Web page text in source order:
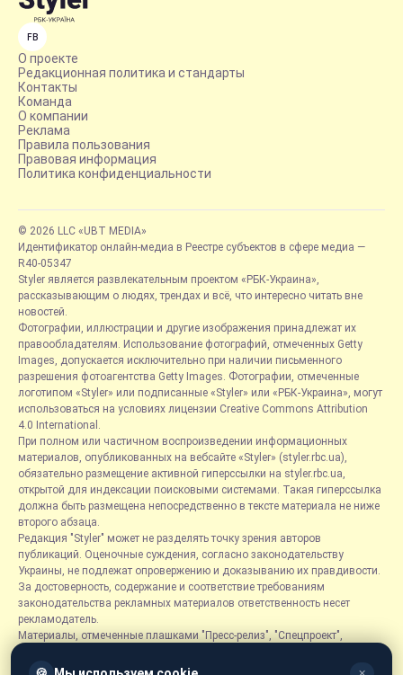
FB
О проекте
Редакционная политика и стандарты
Контакты
Команда
О компании
Реклама
Правила пользования
Правовая информация
Политика конфиденциальности
© 2026 LLC «UBT MEDIA»
Идентификатор онлайн-медиа в Реестре субъектов в сфере медиа —
R40-05347
Styler является развлекательным проектом «РБК-Украина»,
рассказывающим о людях, трендах и всё, что интересно читать вне
новостей.
Фотографии, иллюстрации и другие изображения принадлежат их
правообладателям. Использование фотографий, отмеченных Getty
Images, допускается исключительно при наличии письменного
разрешения фотоагентства Getty Images. Фотографии, отмеченные
логотипом «Styler» или подписанные «Styler» или «РБК-Украина», могут
использоваться на условиях лицензии Creative Commons Attribution
4.0 International.
При полном или частичном воспроизведении информационных
материалов, опубликованных на вебсайте «Styler» (styler.rbc.ua),
обязательно размещение активной гиперссылки на styler.rbc.ua,
открытой для индексации поисковыми системами. Такая гиперссылка
должна быть размещена непосредственно в тексте материала не ниже
второго абзаца.
Редакция "Styler" может не разделять точку зрения авторов
публикаций. Оценочные суждения, согласно законодательству
Украины, не подлежат опровержению и доказыванию их правдивости.
За достоверность, содержание и соответствие требованиям
законодательства рекламных материалов ответственность несет
рекламодатель.
Материалы, отмеченные плашками "Пресс-релиз", "Спецпроект",
размещаются на правах рекламы.